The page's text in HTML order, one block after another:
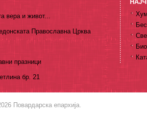
вера и живот...
Православна Црква
празници
бр. 21
Повардарска епархија.